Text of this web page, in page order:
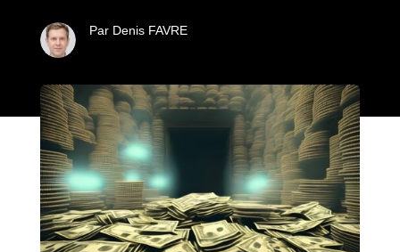
Par Denis FAVRE